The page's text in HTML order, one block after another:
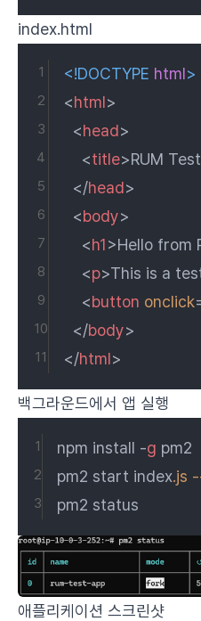
index.html
<!DOCTYPE html>
<html>
<head>
<title>RUM
</head>
<body>
<h1>Hello from
<p>This is a
<button onclick
</body>
</html>
백그라운드에서 앱 실행
npm install -g pm2
pm2 start index.js
pm2 status
애플리케이션 스크린샷